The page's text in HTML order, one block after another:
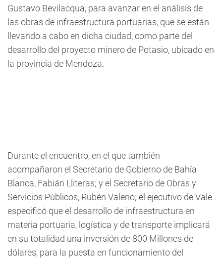
Gustavo Bevilacqua, para avanzar en el análisis de
las obras de infraestructura portuarias, que se están
llevando a cabo en dicha ciudad, como parte del
desarrollo del proyecto minero de Potasio, ubicado en
la provincia de Mendoza.
Durante el encuentro, en el que también
acompañaron el Secretario de Gobierno de Bahía
Blanca, Fabián Lliteras; y el Secretario de Obras y
Servicios Públicos, Rubén Valerio; el ejecutivo de Vale
especificó que el desarrollo de infraestructura en
materia portuaria, logística y de transporte implicará
en su totalidad una inversión de 800 Millones de
dólares, para la puesta en funcionamiento del